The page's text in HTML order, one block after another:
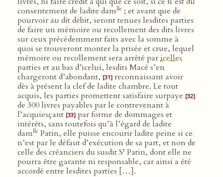
consentement de ladite damlle ; et avant que de
pourvoir au dit débit, seront tenues lesdites parties
de faire un mémoire ou recollement des dits livres
sur ceux précédemment faits avec la somme à
quoi se trouveront monter la prisée et crue, lequel
mémoire ou recollement sera arrêté paricelles
parties et au bas d’icelui, lesdits Macé s’en
chargeront d’abondant, [31] reconnaissant avoir
dès à présent la clef de ladite chambre. Le tout
acquis, les parties promettent satisfaire surpaye [32]
de 300 livres payables par le contrevenant à
l’acquiesçant [33] par forme de dommages et
intérêts, sans toutefois qu’à l’égard de ladite
damlle Patin, elle puisse encourir ladite peine si ce
n’est par le défaut d’exécution de sa part, et non de
celle des créanciers du susdit Sr Patin, dont elle ne
pourra être garante ni responsable, car ainsi a été
accordé entre lesdites parties […].